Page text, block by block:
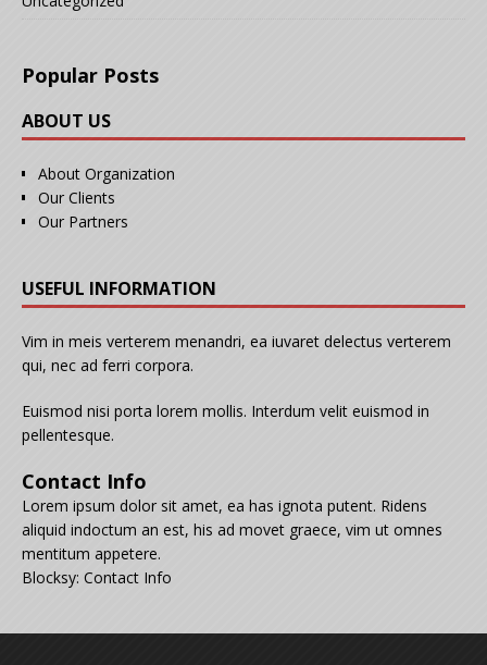
Popular Posts
ABOUT US
About Organization
Our Clients
Our Partners
USEFUL INFORMATION
Vim in meis verterem menandri, ea iuvaret delectus verterem
qui, nec ad ferri corpora.
Euismod nisi porta lorem mollis. Interdum velit euismod in
pellentesque.
Contact Info
Lorem ipsum dolor sit amet, ea has ignota putent. Ridens
aliquid indoctum an est, his ad movet graece, vim ut omnes
mentitum appetere.
Blocksy: Contact Info